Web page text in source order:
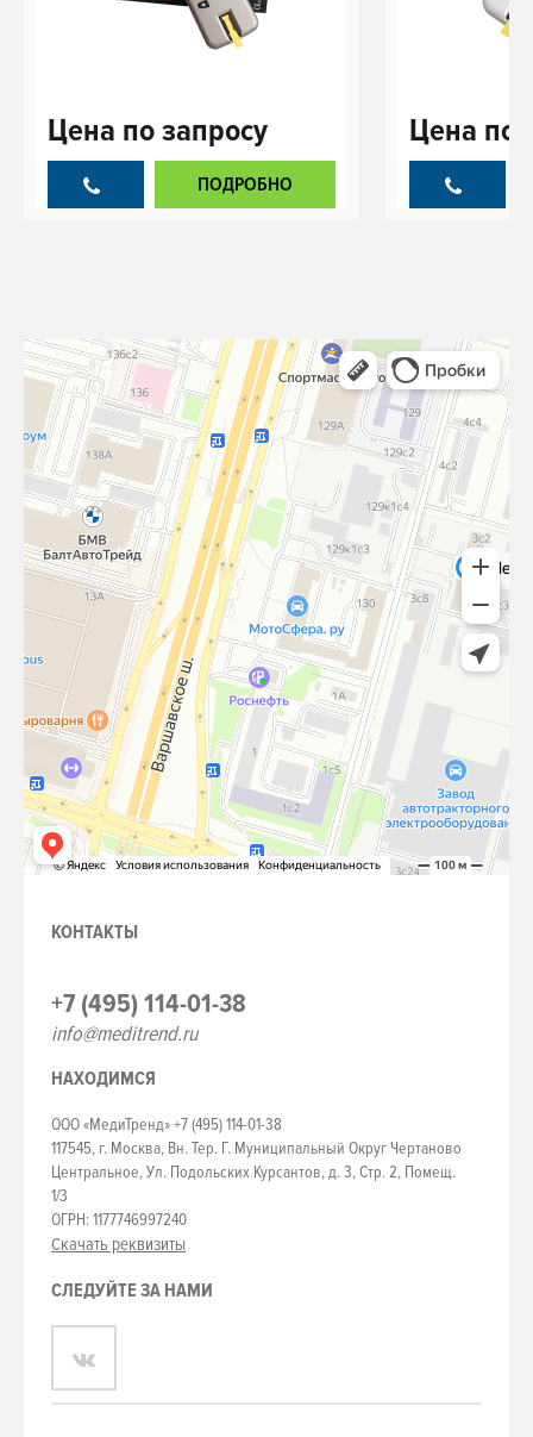
Цена по запросу
ПОДРОБНО
Цена по
КОНТАКТЫ
+7 (495) 114-01-38
info@meditrend.ru
НАХОДИМСЯ
ООО «МедиТренд» +7 (495) 114-01-38
117545, г. Москва, Вн. Тер. Г. Муниципальный Округ Чертаново
Центральное, Ул. Подольских Курсантов, д. 3, Стр. 2, Помещ.
1/3
ОГРН: 1177746997240
Скачать реквизиты
СЛЕДУЙТЕ ЗА НАМИ